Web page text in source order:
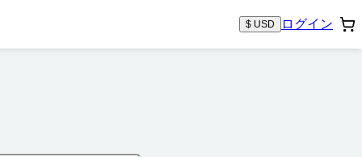
$ USD ログイン